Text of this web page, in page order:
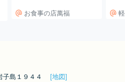
お食事の店萬福
子島１９４４ [地図]